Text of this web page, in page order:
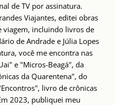
de TV por assinatura.
Viajantes, editei obras
viagem, incluindo livros de
de Andrade e Júlia Lopes
você me encontra nas
e "Micros-Beagá", da
da Quarentena", do
livro de crônicas
2023, publiquei meu